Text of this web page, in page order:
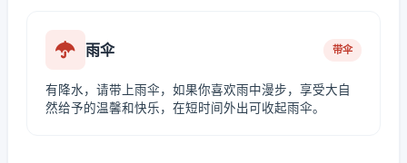
雨伞 带伞
有降水，请带上雨伞，如果你喜欢雨中漫步，享受大自
然给予的温馨和快乐，在短时间外出可收起雨伞。